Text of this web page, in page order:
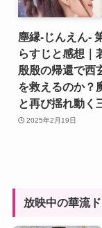
塵縁-じんえん-
らすじと感想｜
殷殷の帰還で西
を救えるのか？
と再び揺れ動く
2025年2月19日
放映中の華流